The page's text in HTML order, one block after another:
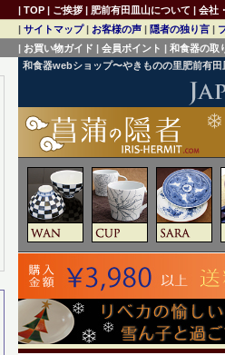
和食器webショップ〜やきものの里肥前有
| TOP | ご挨拶 | 肥前有田皿山について | 会社
| サイトマップ| お客様の声 | 隠者の独り言 |
| お買い物ガイド | 会員ポイント | 和食器の取